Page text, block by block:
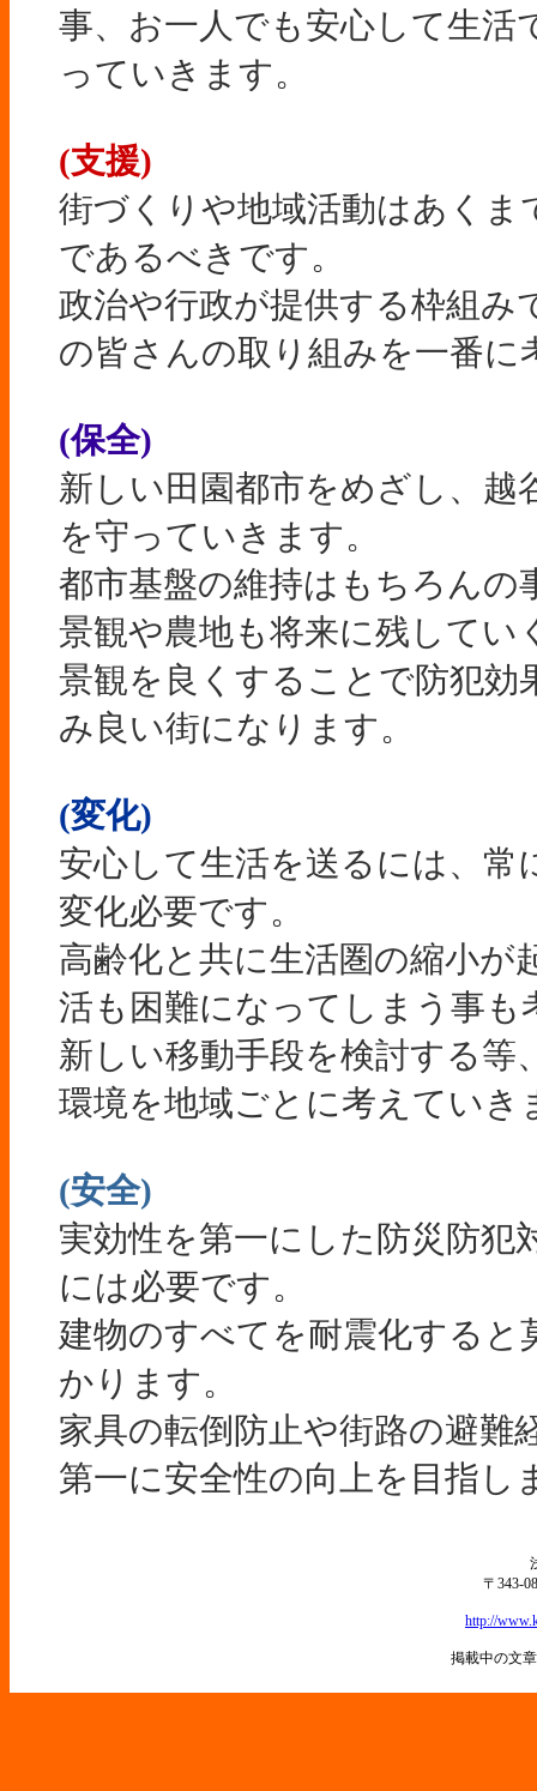
事、お一人でも安心して生活
っていきます。
(支援)
街づくりや地域活動はあくま
であるべきです。
政治や行政が提供する枠組み
の皆さんの取り組みを一番に
(保全)
新しい田園都市をめざし、越
を守っていきます。
都市基盤の維持はもちろんの
景観や農地も将来に残してい
景観を良くすることで防犯効
み良い街になります。
(変化)
安心して生活を送るには、常
変化必要です。
高齢化と共に生活圏の縮小が
活も困難になってしまう事も
新しい移動手段を検討する等
環境を地域ごとに考えていき
(安全)
実効性を第一にした防災防犯
には必要です。
建物のすべてを耐震化すると
かります。
家具の転倒防止や街路の避難
第一に安全性の向上を目指し
〒343-
http://
掲載中の文